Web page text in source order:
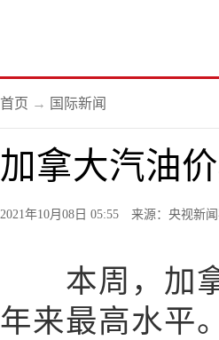
首页 → 国际新闻
加拿大汽油
2021年10月08日 05:55 来源：央视新
本周，加拿
年来最高水平。